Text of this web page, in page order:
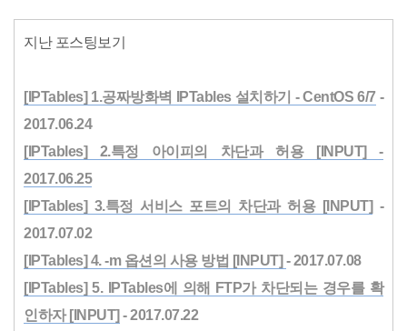
지난 포스팅보기
[IPTables] 1.공짜방화벽 IPTables 설치하기 - CentOS 6/7-
2017.06.24
[IPTables] 2.특정 아이피의 차단과 허용 [INPUT] -
2017.06.25
[IPTables] 3.특정 서비스 포트의 차단과 허용 [INPUT] -
2017.07.02
[IPTables] 4. -m 옵션의 사용 방법 [INPUT] - 2017.07.08
[IPTables] 5. IPTables에 의해 FTP가 차단되는 경우를 확
인하자 [INPUT] - 2017.07.22